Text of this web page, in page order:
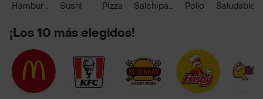
HamburguesaSushi Pizza Salchipapas Pollo Saludable
¡Los 10 más elegidos!